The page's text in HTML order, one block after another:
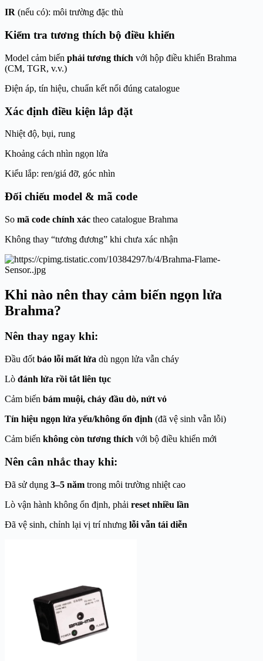
IR (nếu có): môi trường đặc thù
Kiểm tra tương thích bộ điều khiển
Model cảm biến phải tương thích với hộp điều khiển Brahma
(CM, TGR, v.v.)
Điện áp, tín hiệu, chuẩn kết nối đúng catalogue
Xác định điều kiện lắp đặt
Nhiệt độ, bụi, rung
Khoảng cách nhìn ngọn lửa
Kiểu lắp: ren/giá đỡ, góc nhìn
Đối chiếu model & mã code
So mã code chính xác theo catalogue Brahma
Không thay “tương đương” khi chưa xác nhận
Khi nào nên thay cảm biến ngọn lửa
Brahma?
Nên thay ngay khi:
Đầu đốt báo lỗi mất lửa dù ngọn lửa vẫn cháy
Lò đánh lửa rồi tắt liên tục
Cảm biến bám muội, cháy đầu dò, nứt vỏ
Tín hiệu ngọn lửa yếu/không ổn định (đã vệ sinh vẫn lỗi)
Cảm biến không còn tương thích với bộ điều khiển mới
Nên cân nhắc thay khi:
Đã sử dụng 3–5 năm trong môi trường nhiệt cao
Lò vận hành không ổn định, phải reset nhiều lần
Đã vệ sinh, chỉnh lại vị trí nhưng lỗi vẫn tái diễn